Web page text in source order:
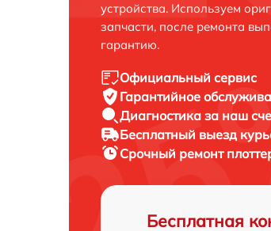
устройства. Используем
запчасти, после ремонта
гарантию.
Официальный сервис
Гарантийное
Диагностика за наш
Бесплатный выезд
Срочный ремонт
Бесплатная